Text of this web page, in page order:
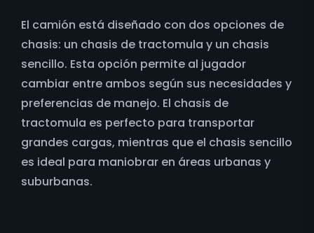
El camión está diseñado con dos opciones de
chasis: un chasis de tractomula y un chasis
sencillo. Esta opción permite al jugador
cambiar entre ambos según sus necesidades y
preferencias de manejo. El chasis de
tractomula es perfecto para transportar
grandes cargas, mientras que el chasis sencillo
es ideal para maniobrar en áreas urbanas y
suburbanas.